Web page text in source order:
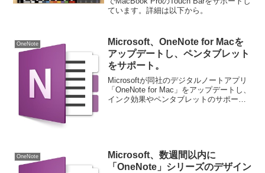
ています。詳細は以下から。
OneNote
Microsoft、OneNote for Macを
アップデートし、ペンタブレット
をサポート。
Microsoftが同社のデジタルノートアプリ
「OneNote for Mac」をアップデートし、
インク効果やペンタブレットのサポート
OneNote
Microsoft、数週間以内に
「OneNote」シリーズのデザイン